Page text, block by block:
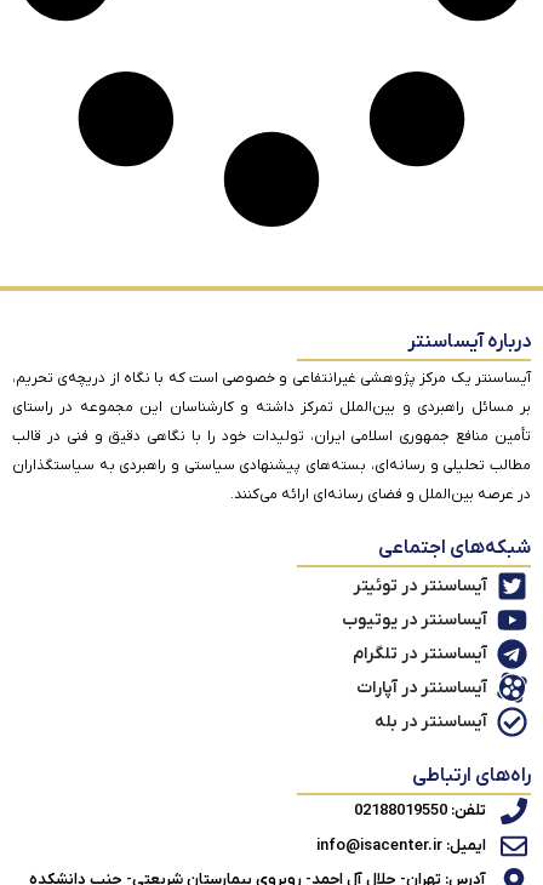
درباره آیساسنتر
آیساسنتر یک مرکز پژوهشی غیرانتفاعی و خصوصی است که با نگاه از دریچه‌ی تحریم،
بر مسائل راهبردی و بین‌الملل تمرکز داشته و کارشناسان این مجموعه در راستای
تأمین منافع جمهوری اسلامی ایران، تولیدات خود را با نگاهی دقیق و فنی در قالب
مطالب تحلیلی و رسانه‌ای، بسته‌های پیشنهادی سیاستی و راهبردی به سیاستگذاران
در عرصه بین‌الملل و فضای رسانه‌ای ارائه می‌کنند.
شبکه‌های اجتماعی
آیساسنتر در توئیتر
آیساسنتر در یوتیوب
آیساسنتر در تلگرام
آیساسنتر در آپارات
آیساسنتر در بله
راه‌های ارتباطی
تلفن: 02188019550
ایمیل: info@isacenter.ir
آدرس: تهران- جلال آل احمد- روبروی بیمارستان شریعتی- جنب دانشکده